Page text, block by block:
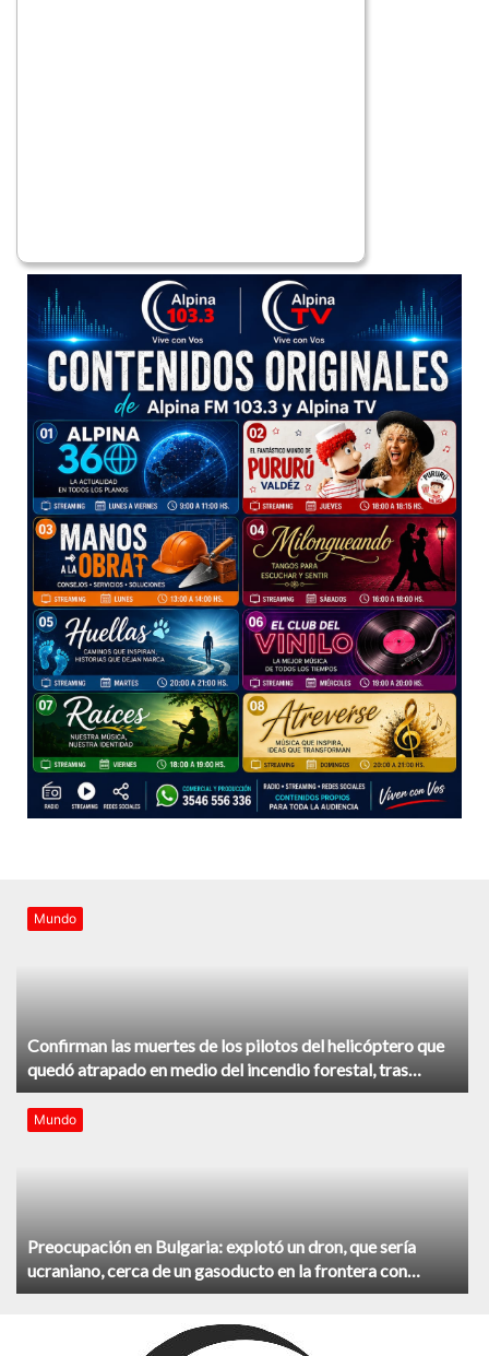
Mundo
Confirman las muertes de los pilotos del helicóptero que
quedó atrapado en medio del incendio forestal, tras
estrellarse en Utah
Mundo
Preocupación en Bulgaria: explotó un dron, que sería
ucraniano, cerca de un gasoducto en la frontera con
Rumania